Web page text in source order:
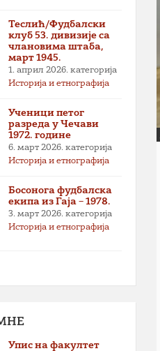
Теслић/Фудбалски
клуб 53. дивизије са
члановима штаба,
март 1945.
1. април 2026. категорија
Историја и етнографија
Ученици петог
разреда у Чечави
1972. године
6. март 2026. категорија
Историја и етнографија
Босонога фудбалска
екипа из Гаја – 1978.
3. март 2026. категорија
Историја и етнографија
Упис на факултет